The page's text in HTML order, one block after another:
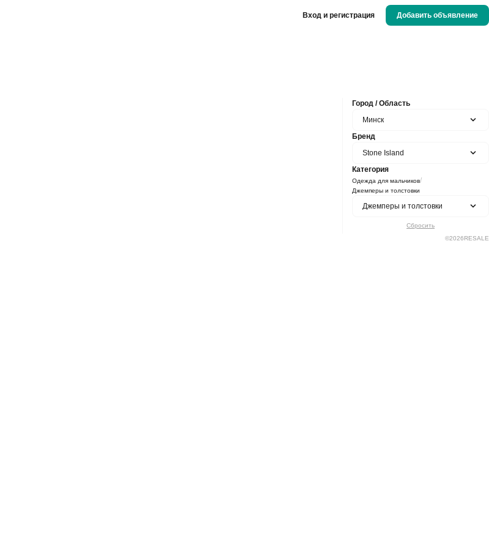
Вход и регистрация Добавить объявление
Город / Область
Минск
Бренд
Stone Island
Категория
Одежда для мальчиков/
Джемперы и толстовки
Джемперы и толстовки
Сбросить
©2026RESALE